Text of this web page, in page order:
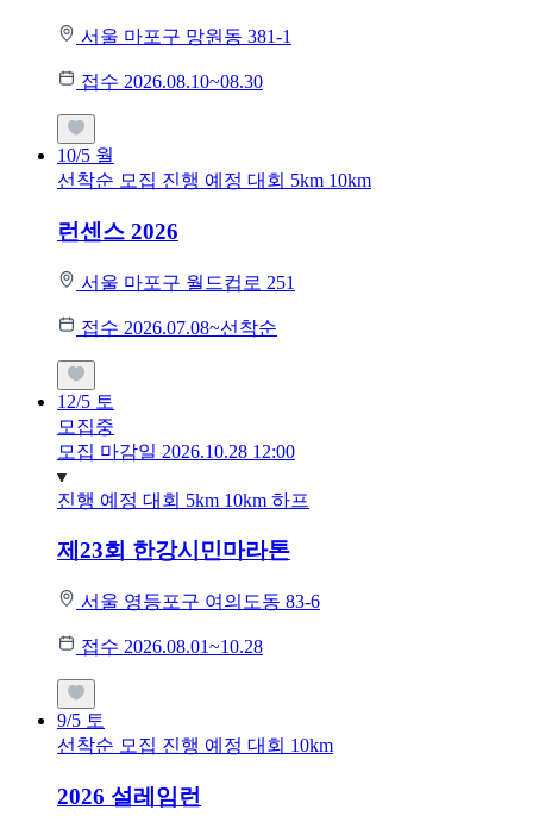
서울 마포구 망원동 381-1
접수 2026.08.10~08.30
10/5 월
선착순 모집 진행 예정 대회 5km 10km
런센스 2026
서울 마포구 월드컵로 251
접수 2026.07.08~선착순
12/5 토
모집중
모집 마감일 2026.10.28 12:00
진행 예정 대회 5km 10km 하프
제23회 한강시민마라톤
서울 영등포구 여의도동 83-6
접수 2026.08.01~10.28
9/5 토
선착순 모집 진행 예정 대회 10km
2026 설레임런